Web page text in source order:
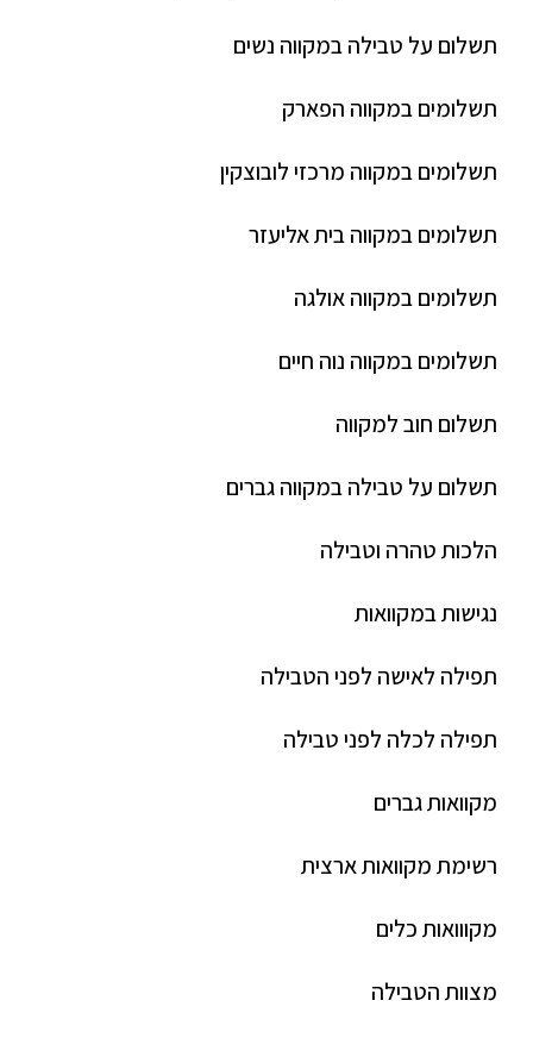
תשלום על טבילה במקווה נשים
תשלומים במקווה הפארק
תשלומים במקווה מרכזי לובוצקין
תשלומים במקווה בית אליעזר
תשלומים במקווה אולגה
תשלומים במקווה נוה חיים
תשלום חוב למקווה
תשלום על טבילה במקווה גברים
הלכות טהרה וטבילה
נגישות במקוואות
תפילה לאישה לפני הטבילה
תפילה לכלה לפני טבילה
מקוואות גברים
רשימת מקוואות ארצית
מקווואות כלים
מצוות הטבילה